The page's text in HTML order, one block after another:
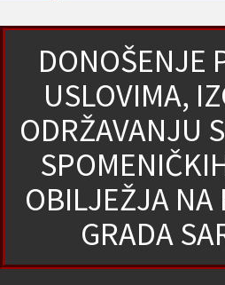
DONOŠENJE
USLOVIMA,
ODRŽAVANJU
OBILJEŽJA NA
GRADA